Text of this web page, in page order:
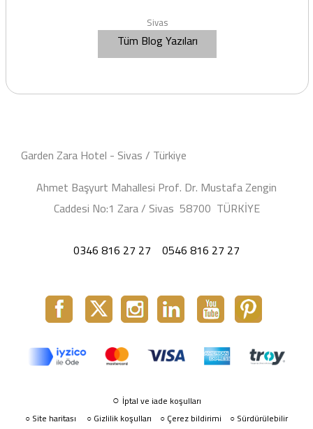
Sivas
Tüm Blog Yazıları
Garden Zara Hotel - Sivas / Türkiye
Ahmet Başyurt Mahallesi Prof. Dr. Mustafa Zengin
Caddesi No:1 Zara / Sivas 58700 TÜRKİYE
0346 816 27 27 0546 816 27 27
○ İptal ve iade koşulları
○ Site haritası ○Gizlilik koşulları ○ Çerez bildirimi ○ Sürdürülebilir